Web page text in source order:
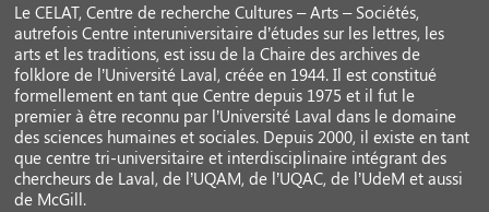
Le CELAT, Centre de recherche Cultures – Arts – Sociétés,
autrefois Centre interuniversitaire d’études sur les lettres, les
arts et les traditions, est issu de la Chaire des archives de
folklore de l’Université Laval, créée en 1944. Il est constitué
formellement en tant que Centre depuis 1975 et il fut le
premier à être reconnu par l’Université Laval dans le domaine
des sciences humaines et sociales. Depuis 2000, il existe en tant
que centre tri-universitaire et interdisciplinaire intégrant des
chercheurs de Laval, de l’UQAM, de l’UQAC, de l’UdeM et aussi
de McGill.